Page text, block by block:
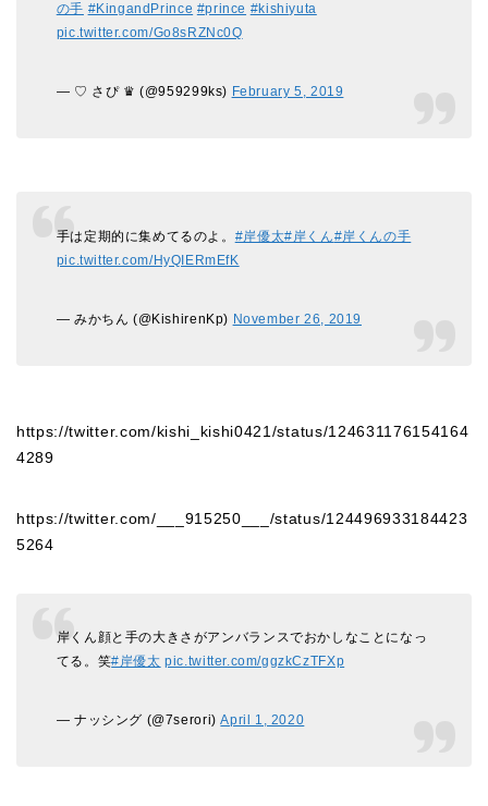
の手 #KingandPrince #prince #kishiyuta
pic.twitter.com/Go8sRZNc0Q
— ♡ さぴ ♛︎ (@959299ks) February 5, 2019
手は定期的に集めてるのよ。 #岸優太#岸くん#岸くんの手
pic.twitter.com/HyQIERmEfK
— みかちん (@KishirenKp) November 26, 2019
https://twitter.com/kishi_kishi0421/status/124631176154164
4289
https://twitter.com/___915250___/status/124496933184423
5264
岸くん顔と手の大きさがアンバランスでおかしなことになっ
てる。笑#岸優太 pic.twitter.com/ggzkCzTFXp
— ナッシング (@7serori)April 1, 2020